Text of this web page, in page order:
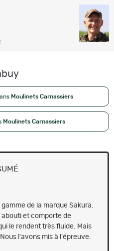
Moulinets Carnassiers
Moulinets Carnassiers
de la marque Sakura.
abouti et comporte de
le rendent très fluide. Mais
l'avons mis à l'épreuve.